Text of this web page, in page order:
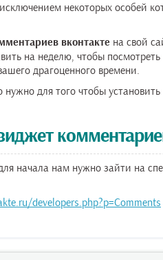
исключением некоторых особей
вконтакте на свой
на неделю, чтобы посмотреть
драгоценного времени.
нужно для того чтобы
начала нам нужно зайти на
developers.php?p=Comments